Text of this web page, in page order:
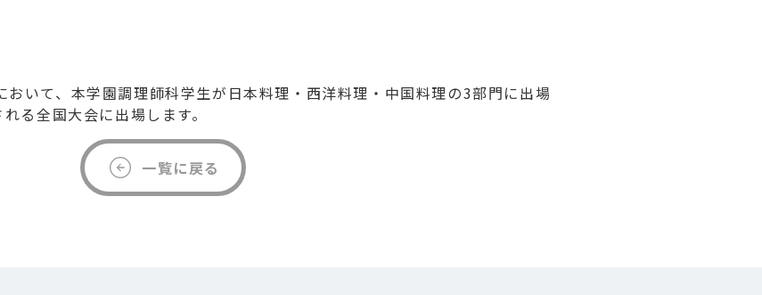
いて、本学園調理師科学生が日本料理・西洋料理・中国料理の3部門に出場
る全国大会に出場します。
一覧に戻る